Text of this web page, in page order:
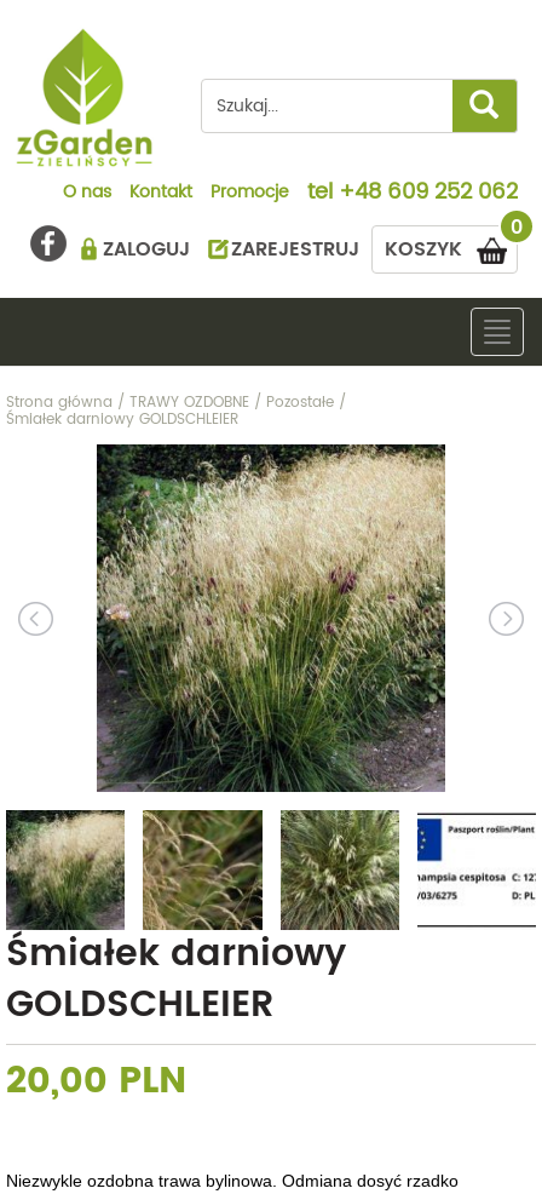
O nas Kontakt Promocje tel +48 609 252 062
0
KOSZYK
ZALOGUJ ZAREJESTRUJ
Strona główna / TRAWY OZDOBNE / Pozostałe /
Śmiałek darniowy GOLDSCHLEIER
Śmiałek darniowy
GOLDSCHLEIER
20,00 PLN
Niezwykle ozdobna trawa bylinowa. Odmiana dosyć rzadko